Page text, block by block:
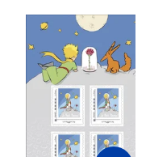
Prix 7,50€